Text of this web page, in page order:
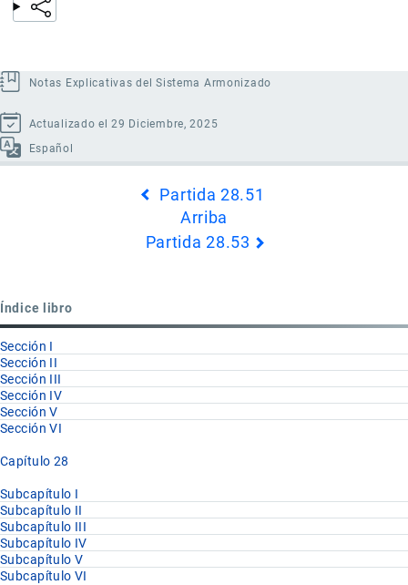
Notas Explicativas del Sistema Armonizado
Actualizado el 29 Diciembre, 2025
Español
Partida 28.51
Arriba
Partida 28.53
Índice libro
Sección I
Sección II
Sección III
Sección IV
Sección V
Sección VI
Capítulo 28
Subcapítulo I
Subcapítulo II
Subcapítulo III
Subcapítulo IV
Subcapítulo V
Subcapítulo VI